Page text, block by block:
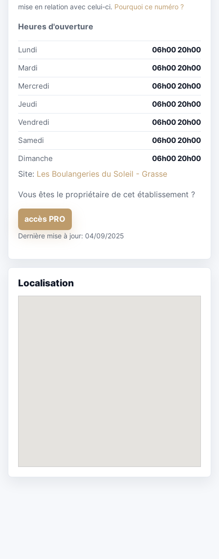
mise en relation avec celui-ci. Pourquoi ce numéro ?
Heures d'ouverture
Lundi
06h00 20h00
Mardi
06h00 20h00
Mercredi
06h00 20h00
Jeudi
06h00 20h00
Vendredi
06h00 20h00
Samedi
06h00 20h00
Dimanche
06h00 20h00
Site: Les Boulangeries du Soleil - Grasse
Vous êtes le propriétaire de cet établissement ?
accès PRO
Dernière mise à jour: 04/09/2025
Localisation